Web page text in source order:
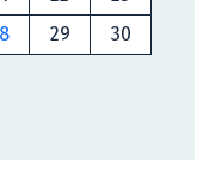
29 30